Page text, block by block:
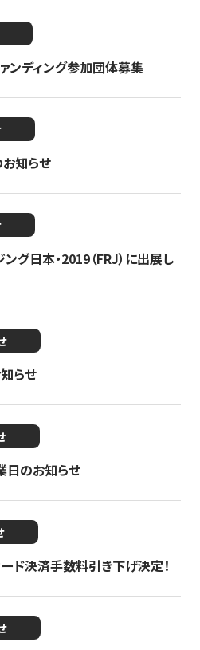
ンディング参加団体募集
知らせ
ング日本・2019（FRJ）に出展し
らせ
日のお知らせ
ド決済手数料引き下げ決定！